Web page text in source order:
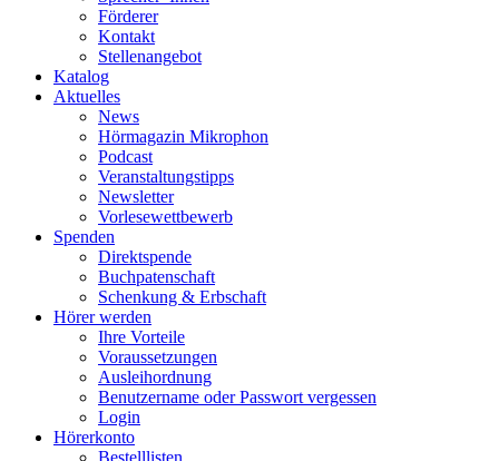
Förderer
Kontakt
Stellenangebot
Katalog
Aktuelles
News
Hörmagazin Mikrophon
Podcast
Veranstaltungstipps
Newsletter
Vorlesewettbewerb
Spenden
Direktspende
Buchpatenschaft
Schenkung & Erbschaft
Hörer werden
Ihre Vorteile
Voraussetzungen
Ausleihordnung
Benutzername oder Passwort vergessen
Login
Hörerkonto
Bestelllisten